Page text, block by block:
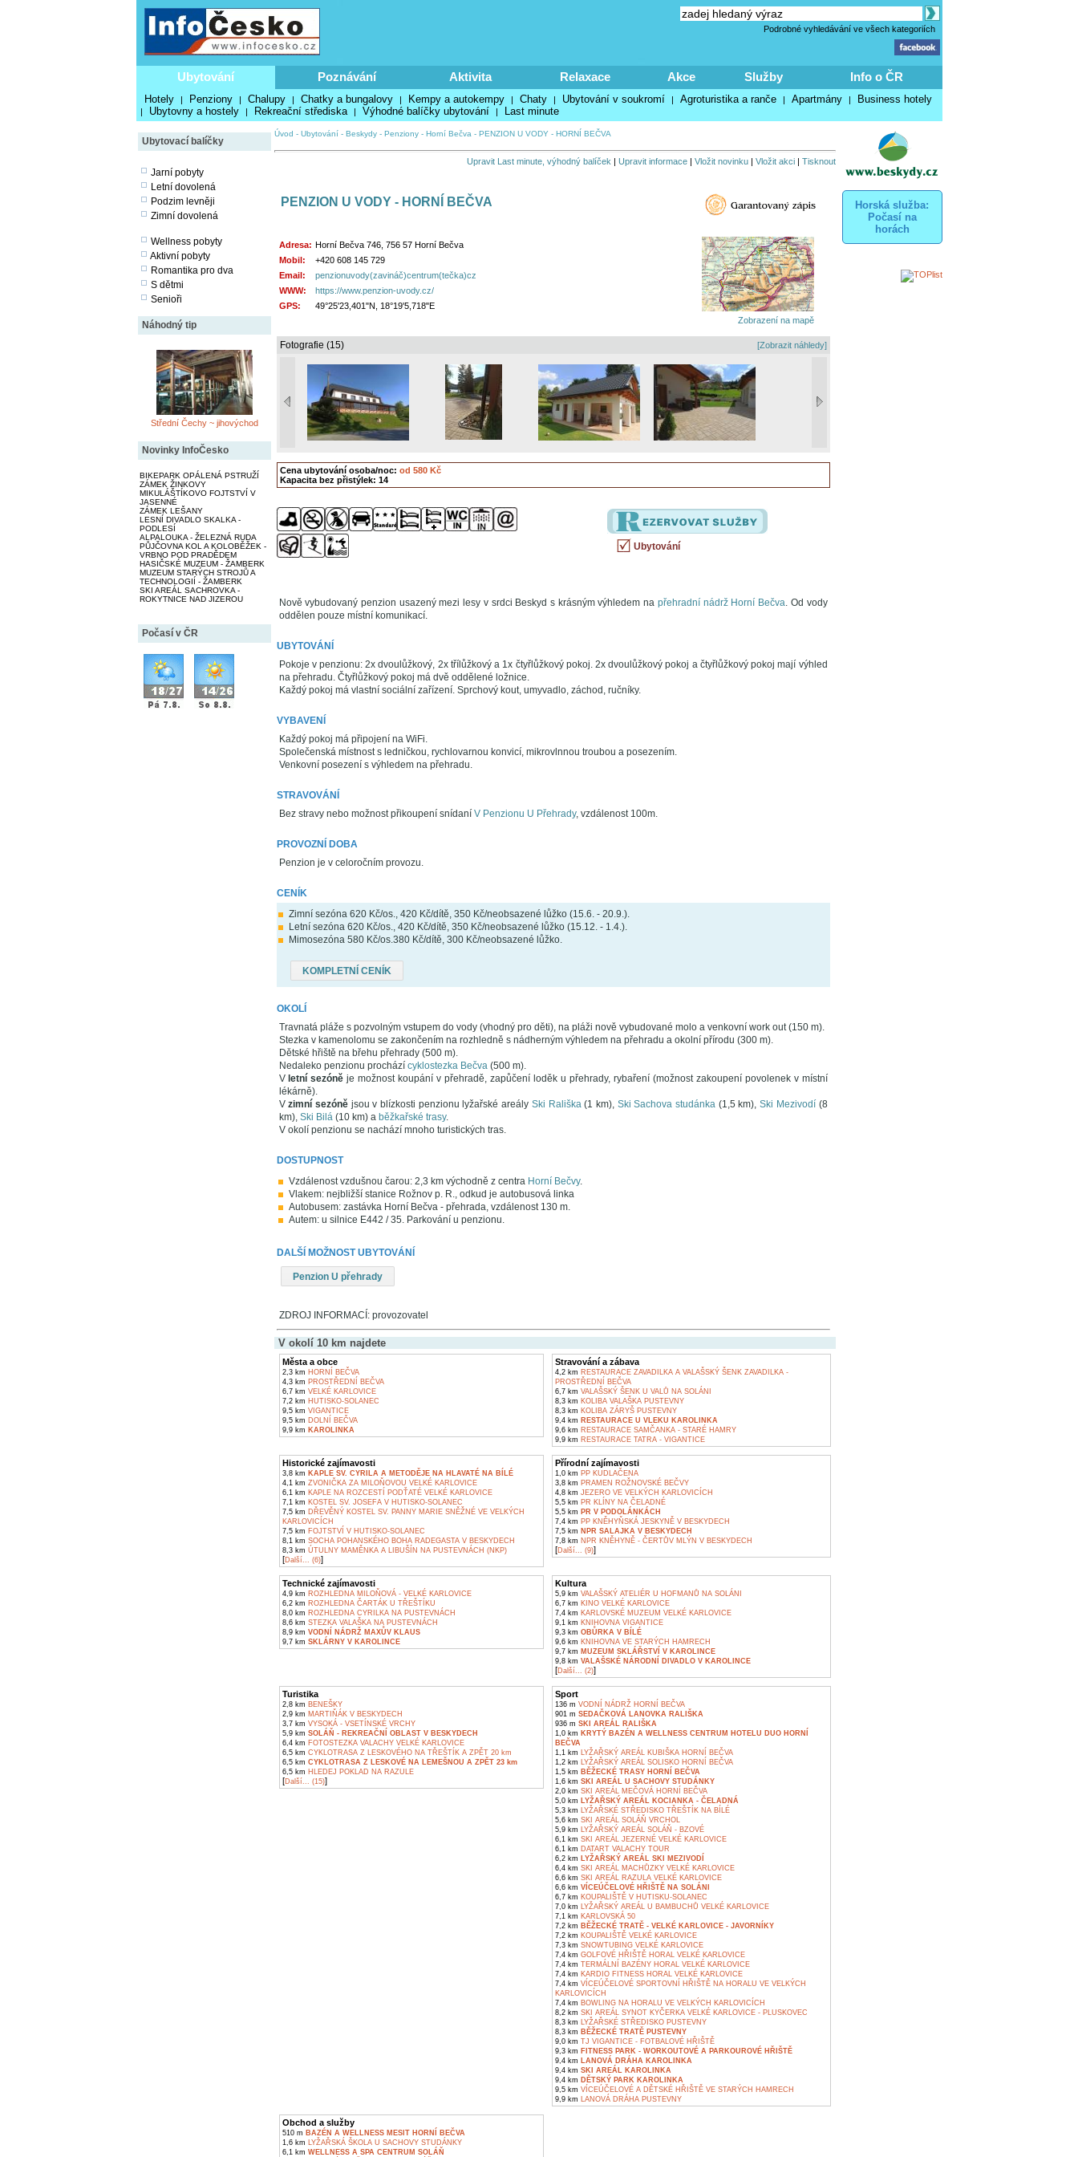
Podrobné vyhledávání ve všech kategoriích
Ubytování Poznávání Aktivita Relaxace Akce Služby Info o ČR
Hotely | Penziony | Chalupy | Chatky a bungalovy | Kempy a autokempy | Chaty | Ubytování v soukromí | Agroturistika a ranče | Apartmány | Business hotely
| Ubytovny a hostely | Rekreační střediska | Výhodné balíčky ubytování | Last minute
Ubytovací balíčky
Jarní pobyty
Letní dovolená
Podzim levněji
Zimní dovolená
Wellness pobyty
Aktivní pobyty
Romantika pro dva
S dětmi
Senioři
Náhodný tip
Střední Čechy ~ jihovýchod
Novinky InfoČesko
BIKEPARK OPÁLENÁ PSTRUŽÍ
ZÁMEK ŽINKOVY
MIKULÁŠTÍKOVO FOJTSTVÍ V
JASENNÉ
ZÁMEK LEŠANY
LESNÍ DIVADLO SKALKA -
PODLESÍ
ALPALOUKA - ŽELEZNÁ RUDA
PŮJČOVNA KOL A KOLOBĚŽEK -
VRBNO POD PRADĚDEM
HASIČSKÉ MUZEUM - ŽAMBERK
MUZEUM STARÝCH STROJŮ A
TECHNOLOGIÍ - ŽAMBERK
SKI AREÁL SACHROVKA -
ROKYTNICE NAD JIZEROU
Počasí v ČR
Úvod - Ubytování- Beskydy- Penziony- Horní Bečva - PENZION U VODY - HORNÍ BEČVA
Upravit Last minute, výhodný balíček | Upravit informace| Vložit novinku| Vložit akci| Tisknout
PENZION U VODY - HORNÍ BEČVA
Adresa: Horní Bečva 746, 756 57 Horní Bečva
Mobil:
+420 608 145 729
Email:
penzionuvody(zavináč)centrum(tečka)cz
WWW:
https://www.penzion-uvody.cz/
GPS:
49°25'23,401"N, 18°19'5,718"E
Zobrazení na mapě
Fotografie (15) [Zobrazit náhledy]
Cena ubytování osoba/noc: od 580 Kč
Kapacita bez přistýlek: 14
Ubytování
Nově vybudovaný penzion usazený mezi lesy v srdci Beskyd s krásným výhledem na přehradní nádrž Horní Bečva. Od vody
oddělen pouze místní komunikací.
UBYTOVÁNÍ
Pokoje v penzionu: 2x dvoulůžkový, 2x třílůžkový a 1x čtyřlůžkový pokoj. 2x dvoulůžkový pokoj a čtyřlůžkový pokoj mají výhled
na přehradu. Čtyřlůžkový pokoj má dvě oddělené ložnice.
Každý pokoj má vlastní sociální zařízení. Sprchový kout, umyvadlo, záchod, ručníky.
VYBAVENÍ
Každý pokoj má připojení na WiFi.
Společenská místnost s ledničkou, rychlovarnou konvicí, mikrovlnnou troubou a posezením.
Venkovní posezení s výhledem na přehradu.
STRAVOVÁNÍ
Bez stravy nebo možnost přikoupení snídaní V Penzionu U Přehrady, vzdálenost 100m.
PROVOZNÍ DOBA
Penzion je v celoročním provozu.
CENÍK
Zimní sezóna 620 Kč/os., 420 Kč/dítě, 350 Kč/neobsazené lůžko (15.6. - 20.9.).
Letní sezóna 620 Kč/os., 420 Kč/dítě, 350 Kč/neobsazené lůžko (15.12. - 1.4.).
Mimosezóna 580 Kč/os.380 Kč/dítě, 300 Kč/neobsazené lůžko.
KOMPLETNÍ CENÍK
OKOLÍ
Travnatá pláže s pozvolným vstupem do vody (vhodný pro děti), na pláži nově vybudované molo a venkovní work out (150 m).
Stezka v kamenolomu se zakončením na rozhledně s nádherným výhledem na přehradu a okolní přírodu (300 m).
Dětské hřiště na břehu přehrady (500 m).
Nedaleko penzionu prochází cyklostezka Bečva(500 m).
V letní sezóně je možnost koupání v přehradě, zapůčení loděk u přehrady, rybaření (možnost zakoupení povolenek v místní
lékárně).
Vzimní sezónějsou v blízkosti penzionu lyžařské areály Ski Rališka(1 km), Ski Sachova studánka (1,5 km),Ski Mezivodí(8
km), Ski Bilá(10 km) a běžkařské trasy.
V okolí penzionu se nachází mnoho turistických tras.
DOSTUPNOST
Vzdálenost vzdušnou čarou: 2,3 km východně z centra Horní Bečvy.
Vlakem: nejbližší stanice Rožnov p. R., odkud je autobusová linka
Autobusem: zastávka Horní Bečva - přehrada, vzdálenost 130 m.
Autem: u silnice E442 / 35. Parkování u penzionu.
DALŠÍ MOŽNOST UBYTOVÁNÍ
Penzion U přehrady
ZDROJ INFORMACÍ: provozovatel
V okolí 10 km najdete
Města a obce
2,3 km HORNÍ BEČVA
4,3 km PROSTŘEDNÍ BEČVA
6,7 km VELKÉ KARLOVICE
7,2 km HUTISKO-SOLANEC
9,5 km VIGANTICE
9,5 km DOLNÍ BEČVA
9,9 km KAROLINKA
Stravování a zábava
4,2 km RESTAURACE ZAVADILKA A VALAŠSKÝ ŠENK ZAVADILKA -
PROSTŘEDNÍ BEČVA
6,7 km VALAŠSKÝ ŠENK U VALŮ NA SOLÁNI
8,3 km KOLIBA VALAŠKA PUSTEVNY
8,3 km KOLIBA ZÁRYŠ PUSTEVNY
9,4 km RESTAURACE U VLEKU KAROLINKA
9,6 km RESTAURACE SAMČANKA - STARÉ HAMRY
9,9 km RESTAURACE TATRA - VIGANTICE
Historické zajímavosti
3,8 km KAPLE SV. CYRILA A METODĚJE NA HLAVATÉ NA BÍLÉ
4,1 km ZVONIČKA ZA MILOŇOVOU VELKÉ KARLOVICE
6,1 km KAPLE NA ROZCESTÍ PODŤATÉ VELKÉ KARLOVICE
7,1 km KOSTEL SV. JOSEFA V HUTISKO-SOLANEC
7,5 km DŘEVĚNÝ KOSTEL SV. PANNY MARIE SNĚŽNÉ VE VELKÝCH
KARLOVICÍCH
7,5 km FOJTSTVÍ V HUTISKO-SOLANEC
8,1 km SOCHA POHANSKÉHO BOHA RADEGASTA V BESKYDECH
8,3 km ÚTULNY MAMĚNKA A LIBUŠÍN NA PUSTEVNÁCH (NKP)
[Další... (6)]
Přírodní zajímavosti
1,0 km PP KUDLAČENA
3,8 km PRAMEN ROŽNOVSKÉ BEČVY
4,8 km JEZERO VE VELKÝCH KARLOVICÍCH
5,5 km PR KLÍNY NA ČELADNÉ
5,5 km PR V PODOLÁNKÁCH
7,4 km PP KNĚHYŇSKÁ JESKYNĚ V BESKYDECH
7,5 km NPR SALAJKA V BESKYDECH
7,8 km NPR KNĚHYNĚ - ČERTŮV MLÝN V BESKYDECH
[Další... (9)]
Technické zajímavosti
4,9 km ROZHLEDNA MILOŇOVÁ - VELKÉ KARLOVICE
6,2 km ROZHLEDNA ČARTÁK U TŘEŠTÍKU
8,0 km ROZHLEDNA CYRILKA NA PUSTEVNÁCH
8,6 km STEZKA VALAŠKA NA PUSTEVNÁCH
8,9 km VODNÍ NÁDRŽ MAXŮV KLAUS
9,7 km SKLÁRNY V KAROLINCE
Kultura
5,9 km VALAŠSKÝ ATELIÉR U HOFMANŮ NA SOLÁNI
6,7 km KINO VELKÉ KARLOVICE
7,4 km KARLOVSKÉ MUZEUM VELKÉ KARLOVICE
9,1 km KNIHOVNA VIGANTICE
9,3 km OBŮRKA V BÍLÉ
9,6 km KNIHOVNA VE STARÝCH HAMRECH
9,7 km MUZEUM SKLÁŘSTVÍ V KAROLINCE
9,8 km VALAŠSKÉ NÁRODNÍ DIVADLO V KAROLINCE
[Další... (2)]
Turistika
2,8 km BENEŠKY
2,9 km MARTIŇÁK V BESKYDECH
3,7 km VYSOKÁ - VSETÍNSKÉ VRCHY
5,9 km SOLÁŇ - REKREAČNÍ OBLAST V BESKYDECH
6,4 km FOTOSTEZKA VALACHY VELKÉ KARLOVICE
6,5 km CYKLOTRASA Z LESKOVÉHO NA TŘEŠTÍK A ZPĚT 20 km
6,5 km CYKLOTRASA Z LESKOVÉ NA LEMEŠNOU A ZPĚT 23 km
6,5 km HLEDEJ POKLAD NA RAZULE
[Další... (15)]
Sport
136 m VODNÍ NÁDRŽ HORNÍ BEČVA
901 m SEDAČKOVÁ LANOVKA RALIŠKA
936 m SKI AREÁL RALIŠKA
1,0 km KRYTÝ BAZÉN A WELLNESS CENTRUM HOTELU DUO HORNÍ
BEČVA
1,1 km LYŽAŘSKÝ AREÁL KUBIŠKA HORNÍ BEČVA
1,2 km LYŽAŘSKÝ AREÁL SOLISKO HORNÍ BEČVA
1,5 km BĚŽECKÉ TRASY HORNÍ BEČVA
1,6 km SKI AREÁL U SACHOVY STUDÁNKY
2,0 km SKI AREÁL MEČOVÁ HORNÍ BEČVA
5,0 km LYŽAŘSKÝ AREÁL KOCIANKA - ČELADNÁ
5,3 km LYŽAŘSKÉ STŘEDISKO TŘEŠTÍK NA BÍLÉ
5,6 km SKI AREÁL SOLÁŇ VRCHOL
5,9 km LYŽAŘSKÝ AREÁL SOLÁŇ - BZOVÉ
6,1 km SKI AREÁL JEZERNÉ VELKÉ KARLOVICE
6,1 km DATART VALACHY TOUR
6,2 km LYŽAŘSKÝ AREÁL SKI MEZIVODÍ
6,4 km SKI AREÁL MACHŮZKY VELKÉ KARLOVICE
6,6 km SKI AREÁL RAZULA VELKÉ KARLOVICE
6,6 km VÍCEÚČELOVÉ HŘIŠTĚ NA SOLÁNI
6,7 km KOUPALIŠTĚ V HUTISKU-SOLANEC
7,0 km LYŽAŘSKÝ AREÁL U BAMBUCHŮ VELKÉ KARLOVICE
7,1 km KARLOVSKÁ 50
7,2 km BĚŽECKÉ TRATĚ - VELKÉ KARLOVICE - JAVORNÍKY
7,2 km KOUPALIŠTĚ VELKÉ KARLOVICE
7,3 km SNOWTUBING VELKÉ KARLOVICE
7,4 km GOLFOVÉ HŘIŠTĚ HORAL VELKÉ KARLOVICE
7,4 km TERMÁLNÍ BAZÉNY HORAL VELKÉ KARLOVICE
7,4 km KARDIO FITNESS HORAL VELKÉ KARLOVICE
7,4 km VÍCEÚČELOVÉ SPORTOVNÍ HŘIŠTĚ NA HORALU VE VELKÝCH
KARLOVICÍCH
7,4 km BOWLING NA HORALU VE VELKÝCH KARLOVICÍCH
8,2 km SKI AREÁL SYNOT KYČERKA VELKÉ KARLOVICE - PLUSKOVEC
8,3 km LYŽAŘSKÉ STŘEDISKO PUSTEVNY
8,3 km BĚŽECKÉ TRATĚ PUSTEVNY
9,0 km TJ VIGANTICE - FOTBALOVÉ HŘIŠTĚ
9,3 km FITNESS PARK - WORKOUTOVÉ A PARKOUROVÉ HŘIŠTĚ
9,4 km LANOVÁ DRÁHA KAROLINKA
9,4 km SKI AREÁL KAROLINKA
9,4 km DĚTSKÝ PARK KAROLINKA
9,5 km VÍCEÚČELOVÉ A DĚTSKÉ HŘIŠTĚ VE STARÝCH HAMRECH
9,9 km LANOVÁ DRÁHA PUSTEVNY
Obchod a služby
510 m BAZÉN A WELLNESS MESIT HORNÍ BEČVA
1,6 km LYŽAŘSKÁ ŠKOLA U SACHOVY STUDÁNKY
6,1 km WELLNESS A SPA CENTRUM SOLÁŇ
Horská služba:
Počasí na
horách